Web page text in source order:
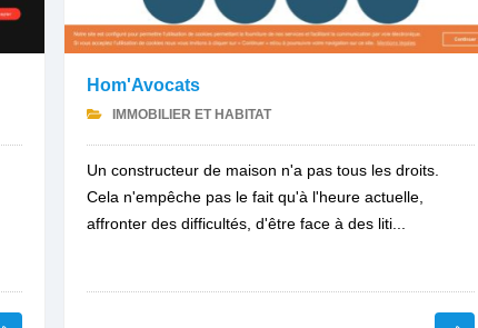
Hom'Avocats
IMMOBILIER ET HABITAT
Un constructeur de maison n'a pas tous les droits.
Cela n'empêche pas le fait qu'à l'heure actuelle,
affronter des difficultés, d'être face à des liti...